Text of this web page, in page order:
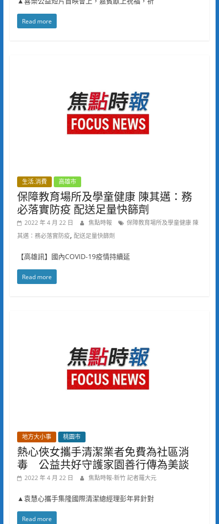
Read more
生活.消費 高雄市
保障教育場所及學童健康 陳其邁：務
必落實防疫 配送足量快篩劑
2022 年 4 月 22 日 焦點時報
保障教育場所及學童健康 陳
其邁：務必落實防疫, 配送足量快篩劑
【高雄訊】國內COVID-19疫情持續延
Read more
地方大小事 桃園市
熱心俠女攜手清潔業者免費為社區消
毒 公益共好守護家園善行傳為美談
2022 年 4 月 22 日 焦點時報-新竹 記者羅大元
▲袁慧心攜手集隆國際清潔總經理彭年昇針對
Read more